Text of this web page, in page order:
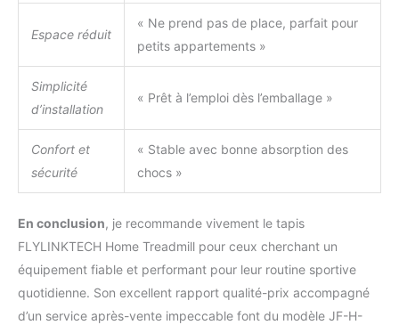
Espace réduit
« Ne prend pas de place, parfait pour
petits appartements »
Simplicité
d’installation
« Prêt à l’emploi dès l’emballage »
Confort et
sécurité
« Stable avec bonne absorption des
chocs »
En conclusion, je recommande vivement le tapis
FLYLINKTECH Home Treadmill pour ceux cherchant un
équipement fiable et performant pour leur routine sportive
quotidienne. Son excellent rapport qualité-prix accompagné
d’un service après-vente impeccable font du modèle JF-H-